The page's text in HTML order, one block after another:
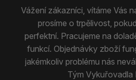
Vážení zákazníci, vítáme Vás
prosíme o trpělivost,
perfektní. Pracujeme na
funkcí. Objednávky zboží
jakémkoliv problému nás
Tým Vykuřovadla